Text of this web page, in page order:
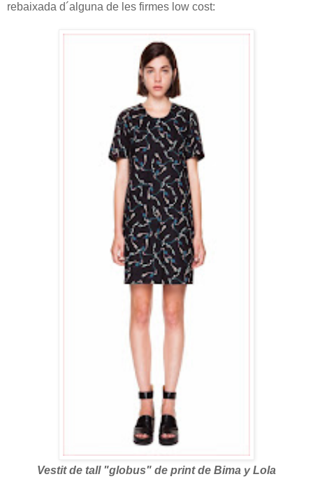
rebaixada d´alguna de les firmes low cost:
Vestit de tall "globus" de print de Bima y Lola